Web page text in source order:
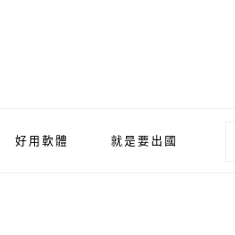
好用軟體 就是要出國